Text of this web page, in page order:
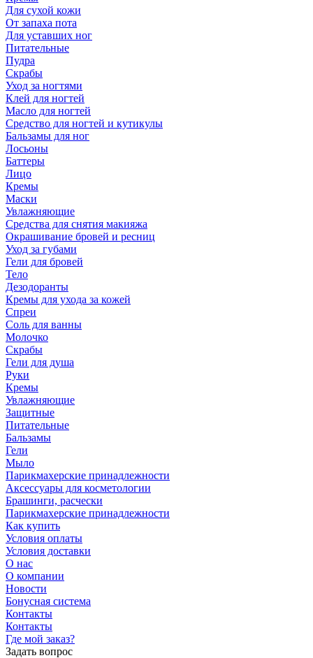
Для сухой кожи
От запаха пота
Для уставших ног
Питательные
Пудра
Скрабы
Уход за ногтями
Клей для ногтей
Масло для ногтей
Средство для ногтей и кутикулы
Бальзамы для ног
Лосьоны
Баттеры
Лицо
Кремы
Маски
Увлажняющие
Средства для снятия макияжа
Окрашивание бровей и ресниц
Уход за губами
Гели для бровей
Тело
Дезодоранты
Кремы для ухода за кожей
Спреи
Соль для ванны
Молочко
Скрабы
Гели для душа
Руки
Кремы
Увлажняющие
Защитные
Питательные
Бальзамы
Гели
Мыло
Парикмахерские принадлежности
Аксессуары для косметологии
Брашинги, расчески
Парикмахерские принадлежности
Как купить
Условия оплаты
Условия доставки
О нас
О компании
Новости
Бонусная система
Контакты
Контакты
Где мой заказ?
Задать вопрос